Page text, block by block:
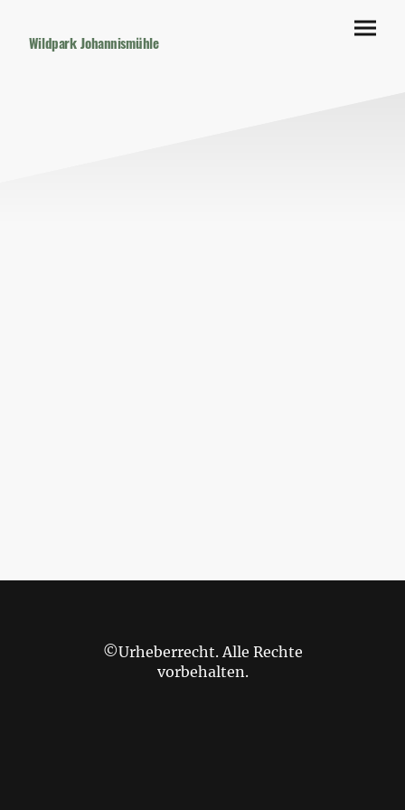
Wildpark Johannismühle
©Urheberrecht. Alle Rechte
vorbehalten.